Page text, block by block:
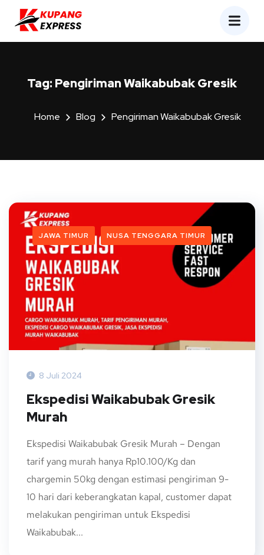
Tag: Pengiriman Waikabubak Gresik
Home Blog Pengiriman Waikabubak Gresik
JAWA TIMUR NUSA TENGGARA TIMUR
8 Juli 2024
Ekspedisi Waikabubak Gresik
Murah
Ekspedisi Waikabubak Gresik Murah – Dengan
tarif yang murah hanya Rp10.100/Kg dan
chargemin 50kg dengan estimasi pengiriman 9-
10 hari dari keberangkatan kapal, customer dapat
melakukan pengiriman untuk Ekspedisi
Waikabubak...